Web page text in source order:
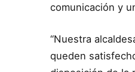
comunicación y
“Nuestra
queden